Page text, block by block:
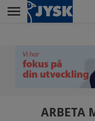
Skip
RETAIL
ARBETA